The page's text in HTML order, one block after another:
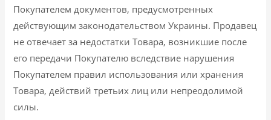
Покупателем документов, предусмотренных
действующим законодательством Украины. Продавец
не отвечает за недостатки Товара, возникшие после
его передачи Покупателю вследствие нарушения
Покупателем правил использования или хранения
Товара, действий третьих лиц или непреодолимой
силы.